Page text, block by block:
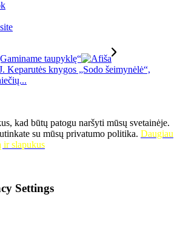
taupyklę“
Keparutės knygos „Sodo šeimynėlė“,
kad būtų patogu naršyti mūsų svetainėje.
su mūsų privatumo politika. Daugiau
ir slapukus
Settings